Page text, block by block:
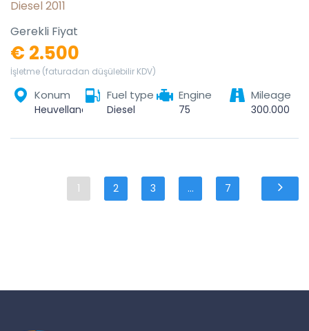
Diesel 2011
Gerekli Fiyat
€ 2.500
İşletme (faturadan düşülebilir KDV)
Konum Fuel type
Diesel
Engine
75
Mileage
300.000
1 2 3 ... 7